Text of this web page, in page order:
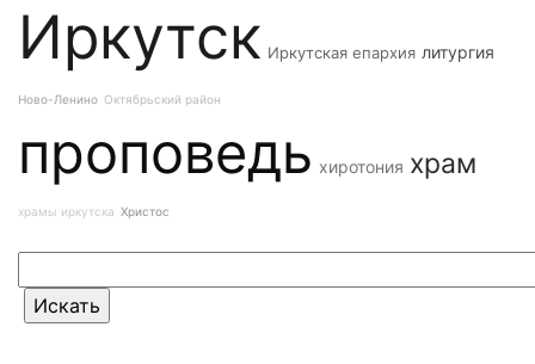
Иркутск Иркутская епархия литургия
Ново-Ленино Октябрьский район
проповедь хиротония храм
храмы иркутска Христос